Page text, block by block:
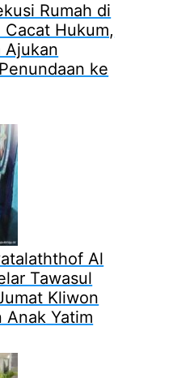
Rumah di
Cacat Hukum,
Ajukan
ke
Al
Tawasul
Kliwon
Anak Yatim